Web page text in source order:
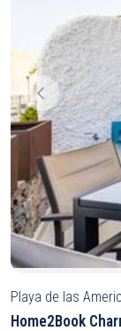
Playa de las
Home2Book